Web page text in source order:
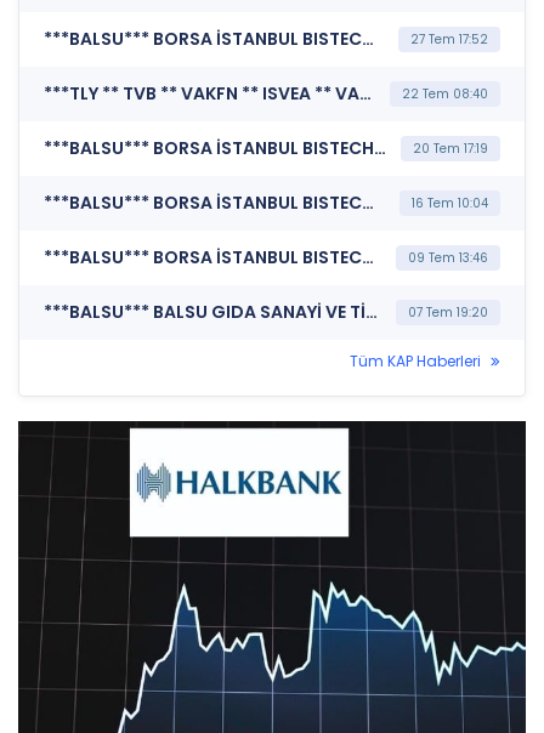
***BALSU*** BORSA İSTANBUL BISTECH DEVRE KESİCİ UYGULAMASI (Pay Bazında Devre Kesici Bildirimi) 27 Tem 17:52
***TLY ** TVB ** VAKFN ** ISVEA ** VAKBN ** MANAS ** KUYAS ** HGJ ** SSAAT ** BALSU*** KAMUYU AYDINLATMA PLATFORMU (Kamuyu Aydınlatma Platformu Duyurusu) 22 Tem 08:40
***BALSU*** BORSA İSTANBUL BISTECH DEVRE KESİCİ UYGULAMASI (Pay Bazında Devre Kesici Bildirimi) 20 Tem 17:19
***BALSU*** BORSA İSTANBUL BISTECH DEVRE KESİCİ UYGULAMASI (Pay Bazında Devre Kesici Bildirimi) 16 Tem 10:04
***BALSU*** BORSA İSTANBUL BISTECH DEVRE KESİCİ UYGULAMASI (Pay Bazında Devre Kesici Bildirimi) 09 Tem 13:46
***BALSU*** BALSU GIDA SANAYİ VE TİCARET A.Ş. (Sermaye Artırımı - Azaltımı İşlemlerine İlişkin Bildirim) 07 Tem 19:20
Tüm KAP Haberleri